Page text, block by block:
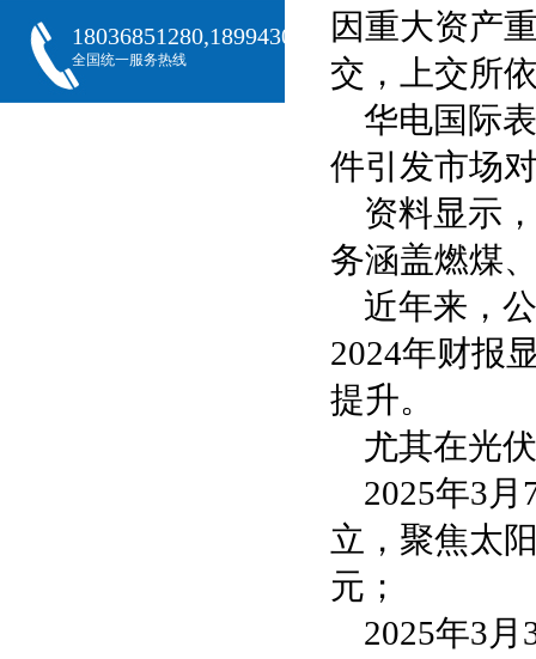
18036851280,18994301288,18068407382
全国统一服务热线
因重大资产
交，上交所
华电国际
件引发市场
资料显示
务涵盖燃煤
近年来，
2024年财报
提升。
尤其在光
2025年3
立，聚焦太
元；
2025年3